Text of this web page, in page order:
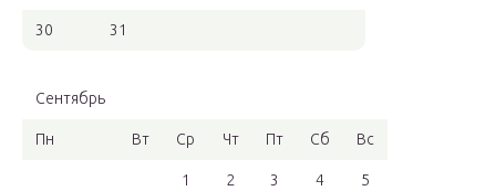
30 31
Сентябрь
Пн Вт Ср Чт Пт Сб Вс
1 2 3 4 5